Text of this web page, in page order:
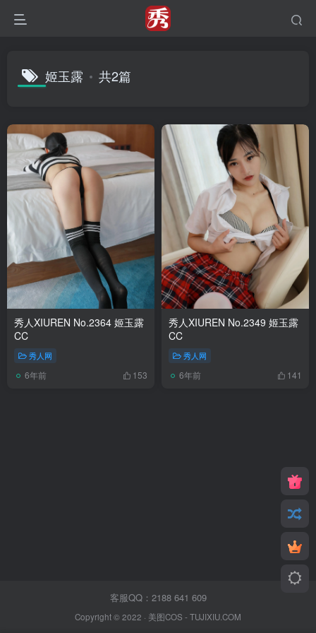
姬玉露 共2篇
秀人XIUREN No.2364 姬玉露
CC
秀人网
6年前 153
秀人XIUREN No.2349 姬玉露
CC
秀人网
6年前 141
客服QQ：2188 641 609
Copyright © 2022 · 美图COS - TUJIXIU.COM